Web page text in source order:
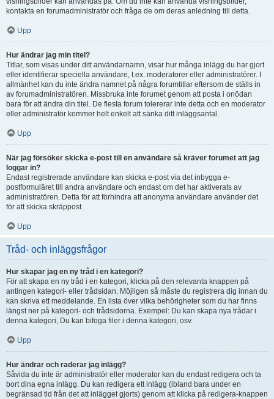
kontakta en forumadministratör och fråga de om deras anledning till detta.
Upp
Hur ändrar jag min titel?
Titlar, som visas under ditt användarnamn, visar hur många inlägg du har gjort
eller identifierar speciella användare, t.ex. moderatorer eller administratörer. I
allmänhet kan du inte ändra namnet på några forumtitlar eftersom de ställs in
av forumadministratören. Missbruka inte forumet genom att posta i onödan
bara för att ändra din titel. De flesta forum tolererar inte detta och en moderator
eller administratör kommer helt enkelt att sänka ditt inläggsantal.
Upp
När jag försöker skicka e-post till en användare så kräver forumet att jag
loggar in?
Endast registrerade användare kan skicka e-post via det inbygga e-
postformuläret till andra användare och endast om det har aktiverats av
administratören. Detta för att förhindra att anonyma användare använder det
för att skicka skräppost.
Upp
Tråd- och inläggsfrågor
Hur skapar jag en ny tråd i en kategori?
För att skapa en ny tråd i en kategori, klicka på den relevanta knappen på
antingen kategori- eller trådsidan. Möjligen så måste du registrera dig innan du
kan skriva ett meddelande. En lista över vilka behörigheter som du har finns
längst ner på kategori- och trådsidorna. Exempel: Du kan skapa nya trådar i
denna kategori, Du kan bifoga filer i denna kategori, osv.
Upp
Hur ändrar och raderar jag inlägg?
Såvida du inte är administratör eller moderator kan du endast redigera och ta
bort dina egna inlägg. Du kan redigera ett inlägg (ibland bara under en
begränsad tid från det att inlägget gjorts) genom att klicka på redigera-knappen